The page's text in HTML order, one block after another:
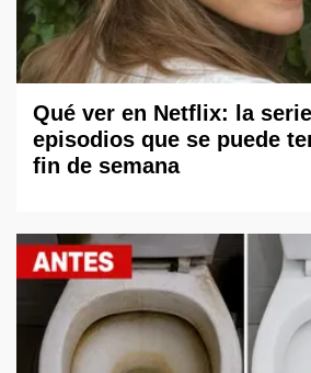
Qué ver en Netflix: la
episodios que se puede
fin de semana